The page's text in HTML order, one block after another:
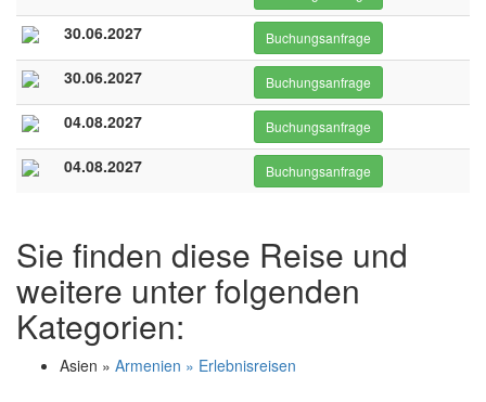
30.06.2027 Buchungsanfrage
30.06.2027 Buchungsanfrage
04.08.2027 Buchungsanfrage
04.08.2027 Buchungsanfrage
Sie finden diese Reise und
weitere unter folgenden
Kategorien:
Asien » Armenien » Erlebnisreisen